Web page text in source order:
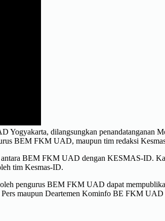
Yogyakarta, dilangsungkan
BEM FKM UAD, maupun tim redaksi
BEM FKM UAD dengan KESMAS-ID.
tim Kesmas-ID.
pengurus BEM FKM UAD dapat
maupun Deartemen Kominfo BE FKM